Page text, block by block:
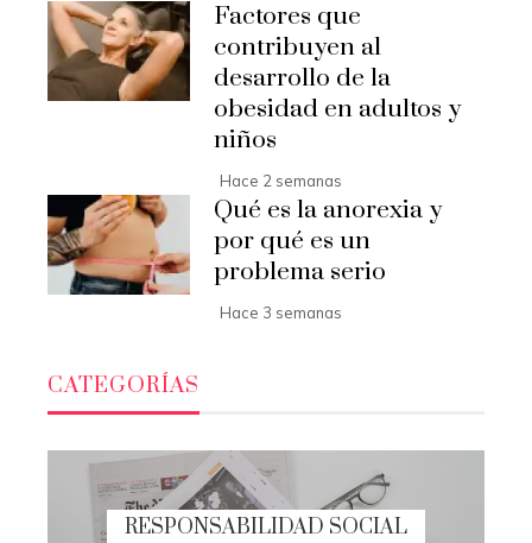
Factores que
contribuyen al
desarrollo de la
obesidad en adultos y
niños
Hace 2 semanas
Qué es la anorexia y
por qué es un
problema serio
Hace 3 semanas
CATEGORÍAS
RESPONSABILIDAD SOCIAL